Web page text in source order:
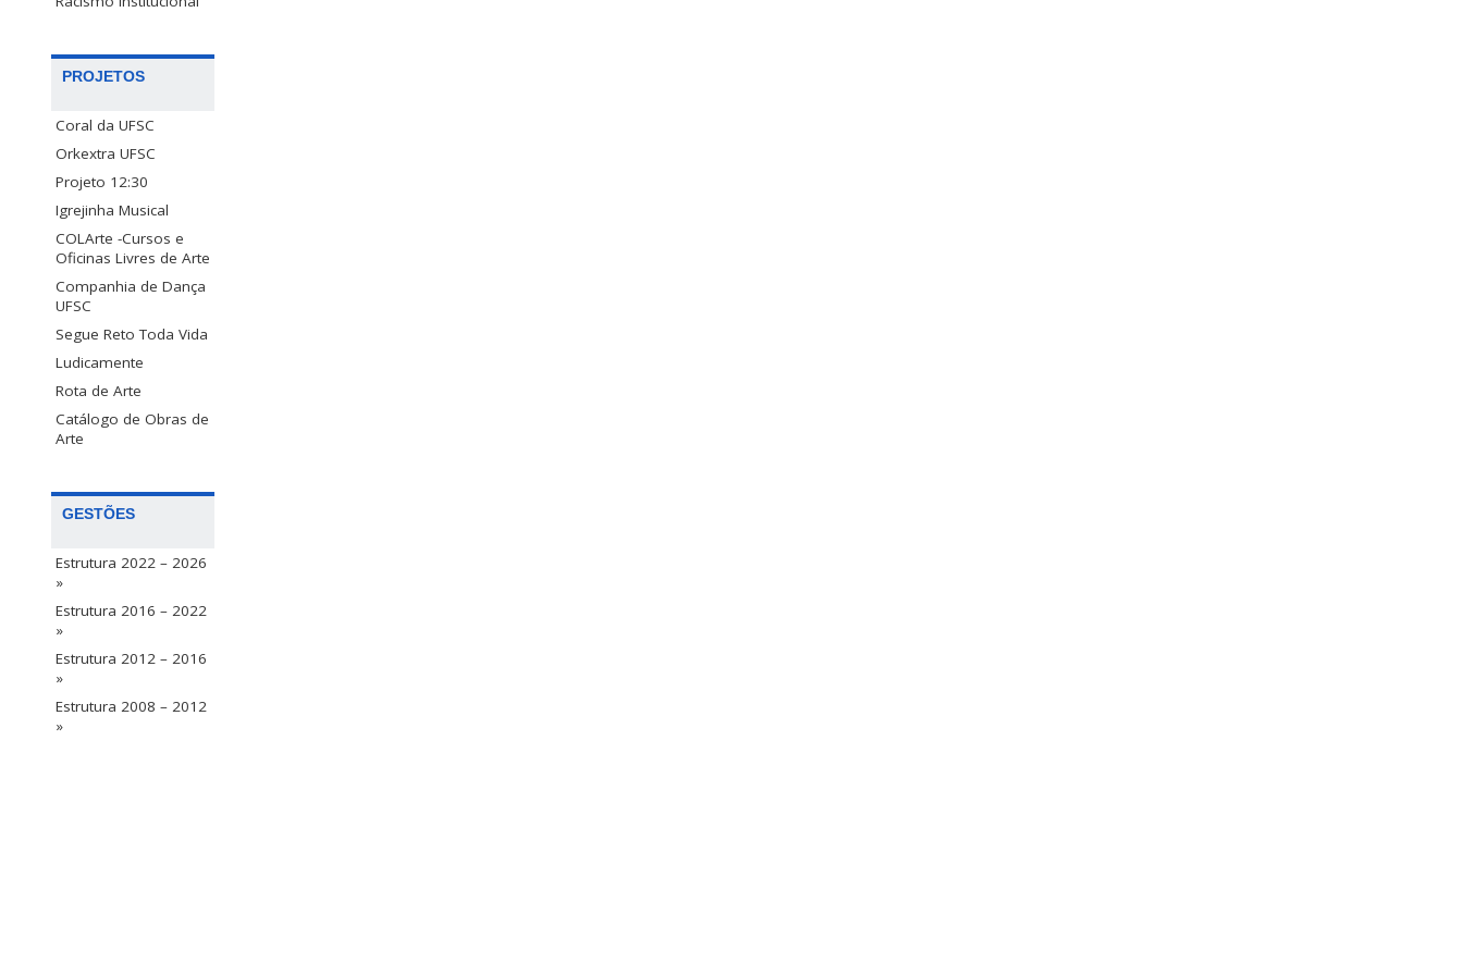
PROJETOS
Coral da UFSC
Orkextra UFSC
Projeto 12:30
Igrejinha Musical
COLArte -Cursos e
Oficinas Livres de Arte
Companhia de Dança
UFSC
Segue Reto Toda Vida
Ludicamente
Rota de Arte
Catálogo de Obras de
Arte
GESTÕES
Estrutura 2022 – 2026
»
Estrutura 2016 – 2022
»
Estrutura 2012 – 2016
»
Estrutura 2008 – 2012
»